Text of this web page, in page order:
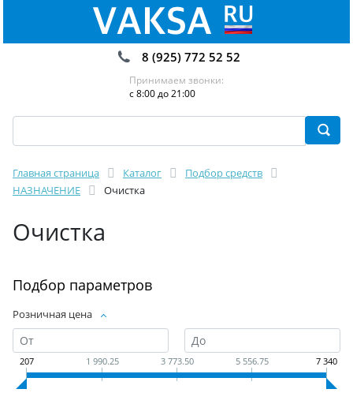
8 (925) 772 52 52
Принимаем звонки:
с 8:00 до 21:00
Главная страница Каталог
Подбор средств
НАЗНАЧЕНИЕ
Очистка
Очистка
Подбор параметров
Розничная цена
207 1 990.25 3 773.50 5 556.75 7 340